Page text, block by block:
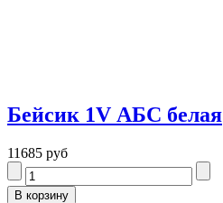
Бейсик 1V АБС белая
11685 руб